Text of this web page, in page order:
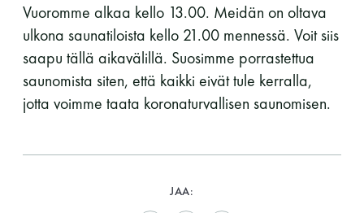
Vuoromme alkaa kello 13.00. Meidän on oltava
ulkona saunatiloista kello 21.00 mennessä. Voit siis
saapu tällä aikavälillä. Suosimme porrastettua
saunomista siten, että kaikki eivät tule kerralla,
jotta voimme taata koronaturvallisen saunomisen.
JAA: